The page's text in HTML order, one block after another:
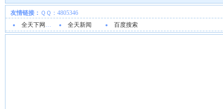
友情链接： ＱＱ：4805346
全天下网址导航
全天新闻 百度搜索